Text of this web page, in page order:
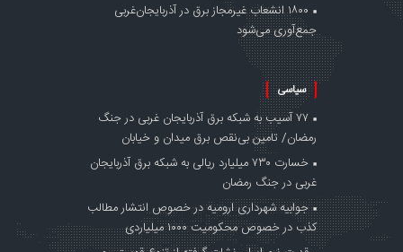
۱۸۰۰ انشعاب غیرمجاز برق در آذربایجان‌غربی
جمع‌آوری می‌شود
سیاسی
۷۷ آسیب به شبکه برق آذربایجان غربی در جنگ‌
رمضان/ تامین بی‌نقص برق میدان و خیابان
خسارت ۷۳۰ میلیارد ریالی به شبکه برق آذربایجان
غربی در جنگ‌ رمضان
جوابیه شهرداری ارومیه در خصوص انتشار مطالب
کذب در خصوص محکومیت ۱۰۰۰ میلیاردی